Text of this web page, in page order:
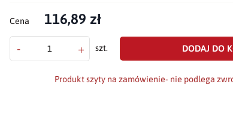
Cena 116,89 zł
- + szt. DODAJ DO
Produkt szyty na zamówienie- nie podlega